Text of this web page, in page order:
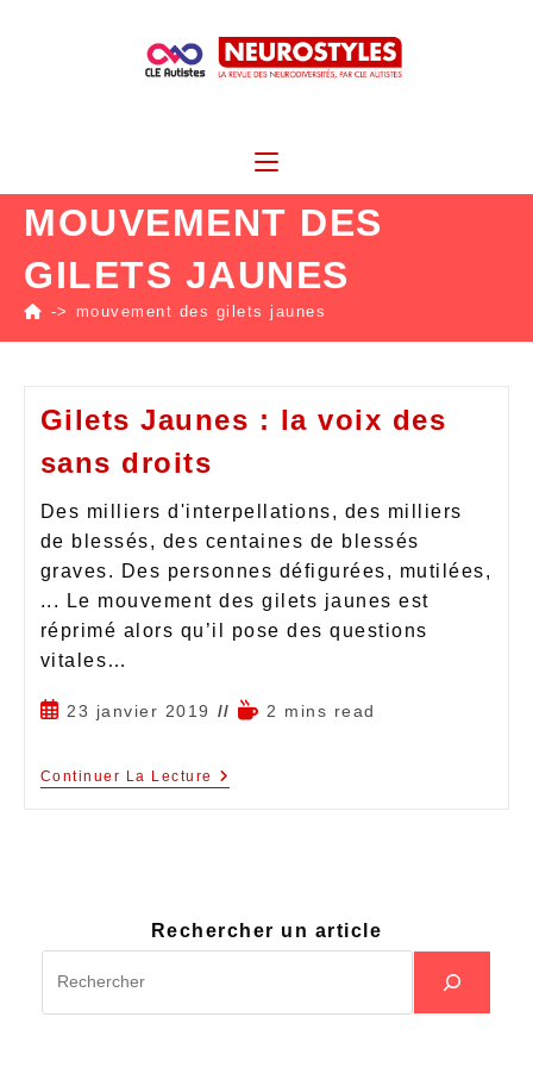
MOUVEMENT DES
GILETS JAUNES
-> mouvement des gilets jaunes
Gilets Jaunes : la voix des
sans droits
Des milliers d'interpellations, des milliers
de blessés, des centaines de blessés
graves. Des personnes défigurées, mutilées,
... Le mouvement des gilets jaunes est
réprimé alors qu’il pose des questions
vitales…
23 janvier 2019 2 mins read
Continuer La Lecture
Rechercher un article